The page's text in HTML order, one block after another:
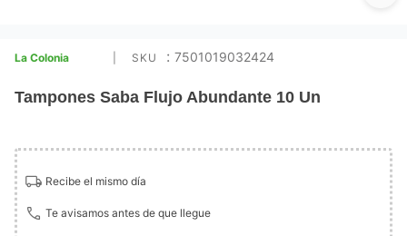
La Colonia : 7501019032424
Tampones Saba Flujo Abundante 10 Un
Recibe el mismo día
Te avisamos antes de que llegue